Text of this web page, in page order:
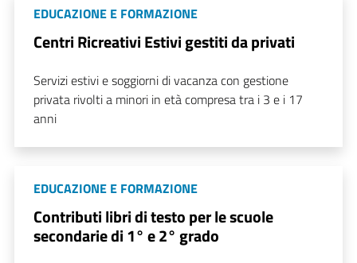
EDUCAZIONE E FORMAZIONE
Centri Ricreativi Estivi gestiti da privati
Servizi estivi e soggiorni di vacanza con gestione
privata rivolti a minori in età compresa tra i 3 e i 17
anni
EDUCAZIONE E FORMAZIONE
Contributi libri di testo per le scuole
secondarie di 1° e 2° grado